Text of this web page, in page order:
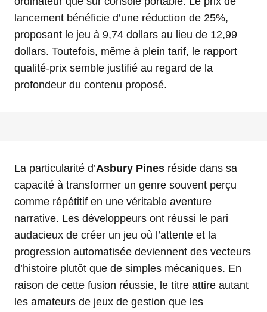
lancement bénéficie d’une réduction de 25%,
proposant le jeu à 9,74 dollars au lieu de 12,99
dollars. Toutefois, même à plein tarif, le rapport
qualité-prix semble justifié au regard de la
profondeur du contenu proposé.
La particularité d’Asbury Pines réside dans sa
capacité à transformer un genre souvent perçu
comme répétitif en une véritable aventure
narrative. Les développeurs ont réussi le pari
audacieux de créer un jeu où l’attente et la
progression automatisée deviennent des vecteurs
d’histoire plutôt que de simples mécaniques. En
raison de cette fusion réussie, le titre attire autant
les amateurs de jeux de gestion que les